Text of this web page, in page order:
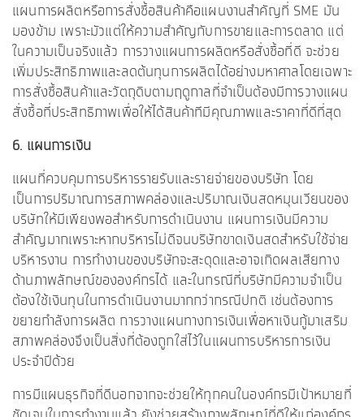
แผนการผลิตหรือการสั่งซื้อสินค้าคือแผนงานสำคัญที่ SME มัน
มองข้าม เพราะมัวแต่ให้ความสำคัญกับการขายและการตลาด แต่
ในความเป็นจริงแล้ว การวางแผนการผลิตหรือสั่งซื้อที่ดี จะช่วย
เพิ่มประสิทธิภาพและลดต้นทุนการผลิตได้อย่างมหาศาลโดยเฉพาะ
การสั่งซื้อสินค้าและวัตถุดิบตามฤดูกาลที่จำเป็นต้องมีการวางแผน
สั่งซื้อที่ประสิทธิภาพเพื่อให้ได้สินค้าทีมีคุณภาพและราคาที่ดีที่สุด
6. แผนการเงิน
แผนที่ควบคุมการบริหารรายรับและรายจ่ายของบริษัท โดย
เป็นการปริมาณการสภาพคล่องและปริมาณเงินสดหมุนเวียนของ
บริษัทให้มีเพียงพอสำหรับการดำเนินงาน แผนการเงินมีความ
สำคัญมากเพราะหากบริหารไม่ดีจนบริษัทขาดเงินสดสำหรับใช้จ่าย
บริหารงาน การทำงานของบริษัทจะสะดุดและอาจเกิดผลเสียทาง
ด้านภาพลักษณ์ขององค์กรได้ และในกรณีที่บริษัทมีความจำเป็น
ต้องใช้เงินทุนในการดำเนินงานมากกว่ากรณีปกติ เช่นต้องการ
ขยายกำลังการผลิต การวางแผนทางการเงินเพื่อหาเงินกู้มาเสริม
สภาพคล่องจึงเป็นสิ่งที่ต้องถูกใส่ไว้ในแผนการบริหารการเงิน
ประจำปีด้วย
การมีแผนธุรกิจที่ดีนอกจากจะช่วยให้ทุกคนในองค์กรมีเป้าหมายที่